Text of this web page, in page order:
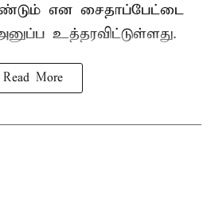
என சைதாப்பேட்டை
உத்தரவிட்டுள்ளது.
Read More